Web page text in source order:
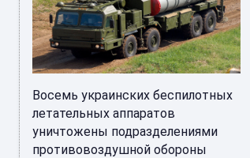
Восемь украинских беспилотных
летательных аппаратов
уничтожены подразделениями
противовоздушной обороны